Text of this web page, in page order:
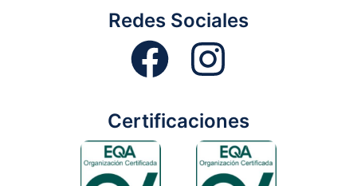
Redes Sociales
Certificaciones